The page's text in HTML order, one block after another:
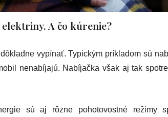
A čo kúrenie?
vypínať. Typickým príkladom sú
nenabíjajú. Nabíjačka však aj tak
sú aj rôzne pohotovostné režimy